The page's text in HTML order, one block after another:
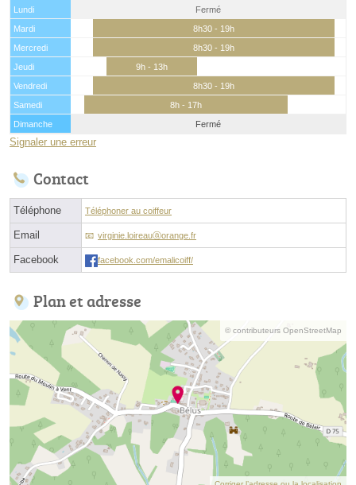
Lundi
Fermé
Mardi
8h30 - 19h
Mercredi
8h30 - 19h
Jeudi
9h - 13h
Vendredi
8h30 - 19h
Samedi
8h - 17h
Dimanche
Fermé
Signaler une erreur
Contact
Téléphone Téléphoner au coiffeur
Email virginie.loireauⓐorange.fr
Facebook facebook.com/emalicoiff/
Plan et adresse
© contributeurs OpenStreetMap